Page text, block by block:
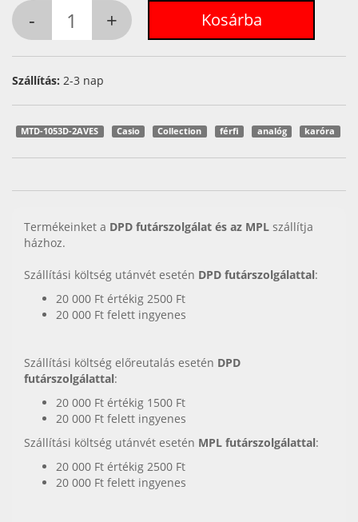
Szállítás: 2-3 nap
MTD-1053D-2AVES Casio Collection férfi analóg karóra
Termékeinket a DPD futárszolgálat és az MPL szállítja
házhoz.
Szállítási költség utánvét esetén DPD futárszolgálattal:
20 000 Ft értékig 2500 Ft
20 000 Ft felett ingyenes
Szállítási költség előreutalás esetén DPD
futárszolgálattal:
20 000 Ft értékig 1500 Ft
20 000 Ft felett ingyenes
Szállítási költség utánvét esetén MPL futárszolgálattal:
20 000 Ft értékig 2500 Ft
20 000 Ft felett ingyenes